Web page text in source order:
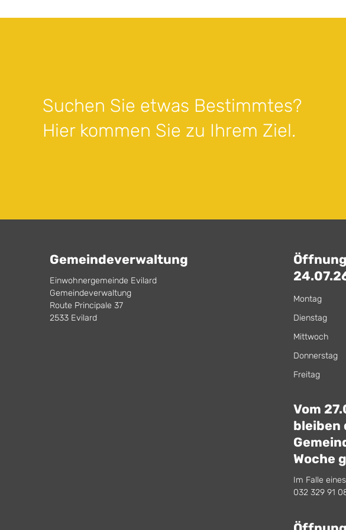
Suchen Sie etwas Bestimmtes?
Hier kommen Sie zu Ihrem Ziel.
Gemeindeverwaltung
Einwohnergemeinde Evilard
Gemeindeverwaltung
Route Principale 37
2533 Evilard
Montag
Dienstag
Mittwoch
Donnerstag
Freitag
Vom
bleiben
Woche
Im Falle
032 329 91